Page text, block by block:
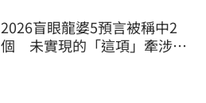
2026盲眼龍婆5預言被稱中2
個 未實現的「這項」牽涉台